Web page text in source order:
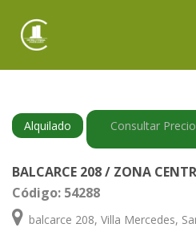
Alquilado Consultar Precio
BALCARCE 208 / ZONA
Código: 54288
balcarce 208, Villa Mercedes,